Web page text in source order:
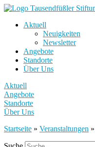
Aktuell
Neuigkeiten
Newsletter
Angebote
Standorte
Über Uns
Aktuell
Angebote
Standorte
Über Uns
Startseite » Veranstaltungen »